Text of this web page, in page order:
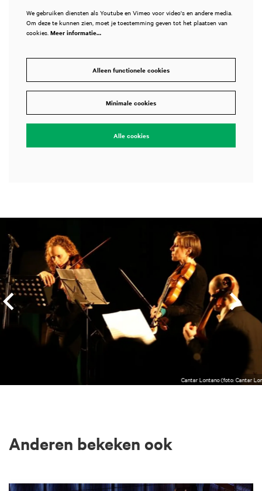
We gebruiken diensten als Youtube en Vimeo voor video's en andere media.
Om deze te kunnen zien, moet je toestemming geven tot het plaatsen van
cookies. Meer informatie…
Alleen functionele cookies
Minimale cookies
Alle cookies
Cantar Lontano (foto: Cantar
Anderen bekeken ook